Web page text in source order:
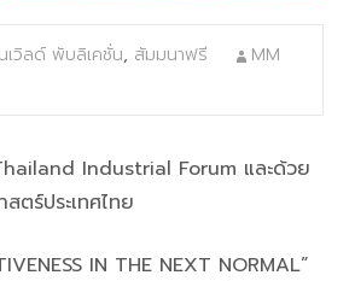
เวิลด์ พับลิเคชั่น, สัมมนาฟรี
MM
Industrial Forum และด้วย
ร์ประเทศไทย
IN THE NEXT NORMAL”